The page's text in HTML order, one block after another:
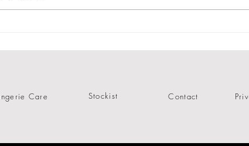
／
ンジェリー
Care Stockist Contact